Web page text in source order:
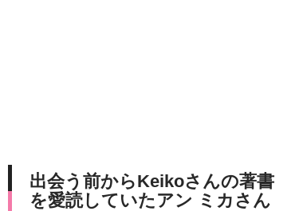
出会う前からKeikoさんの著書
を愛読していたアン ミカさん